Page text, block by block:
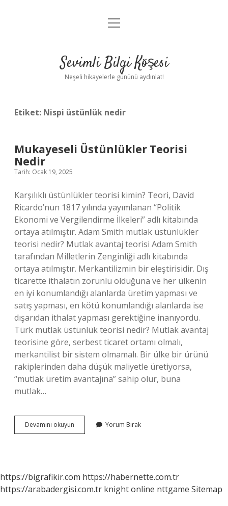
Anasayfa
Yasal Uyarı
menüyü
Sevimli Bilgi Köşesi
Neşeli hikayelerle gününü aydınlat!
Etiket: Nispi üstünlük nedir
Mukayeseli Üstünlükler Teorisi
Nedir
Tarih: Ocak 19, 2025
Karşılıklı üstünlükler teorisi kimin? Teori, David
Ricardo’nun 1817 yılında yayımlanan “Politik
Ekonomi ve Vergilendirme İlkeleri” adlı kitabında
ortaya atılmıştır. Adam Smith mutlak üstünlükler
teorisi nedir? Mutlak avantaj teorisi Adam Smith
tarafından Milletlerin Zenginliği adlı kitabında
ortaya atılmıştır. Merkantilizmin bir eleştirisidir. Dış
ticarette ithalatın zorunlu olduğuna ve her ülkenin
en iyi konumlandığı alanlarda üretim yapması ve
satış yapması, en kötü konumlandığı alanlarda ise
dışarıdan ithalat yapması gerektiğine inanıyordu.
Türk mutlak üstünlük teorisi nedir? Mutlak avantaj
teorisine göre, serbest ticaret ortamı olmalı,
merkantilist bir sistem olmamalı. Bir ülke bir ürünü
rakiplerinden daha düşük maliyetle üretiyorsa,
“mutlak üretim avantajına” sahip olur, buna
mutlak…
Devamını okuyun Mukayeseli
Üstünlükler
Yorum Bırak
https://bigrafikir.com https://habernette.com.tr
https://arabadergisi.com.tr knight online nttgame Sitemap